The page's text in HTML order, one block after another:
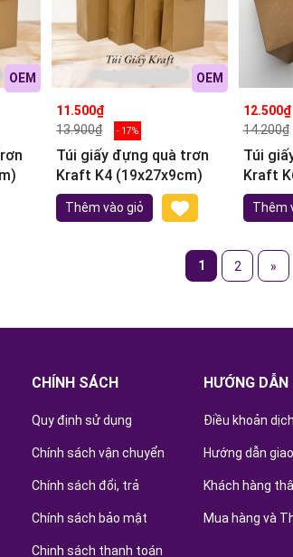
OEM OEM
11.500₫
13.900₫
- 17%
Túi giấy đựng quà trơn
Kraft K4 (19x27x9cm)
Thêm vào giỏ
12.500₫
14.200₫
Túi
Kraft
Thêm
1 2 »
CHÍNH SÁCH
Quy định sử dụng
Chính sách vận chuyển
Chính sách đổi, trả
Chính sách bảo mật
Chinh sách thanh toán
HƯỚNG DẪN
Điều khoản
Hướng dẫn
Khách hàng
Mua hàng và